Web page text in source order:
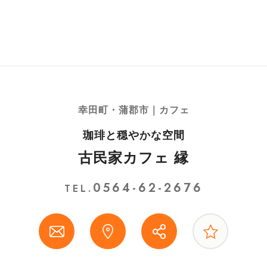
幸田町・蒲郡市｜カフェ
珈琲と穏やかな空間
古民家カフェ 縁
TEL. 0564-62-2676